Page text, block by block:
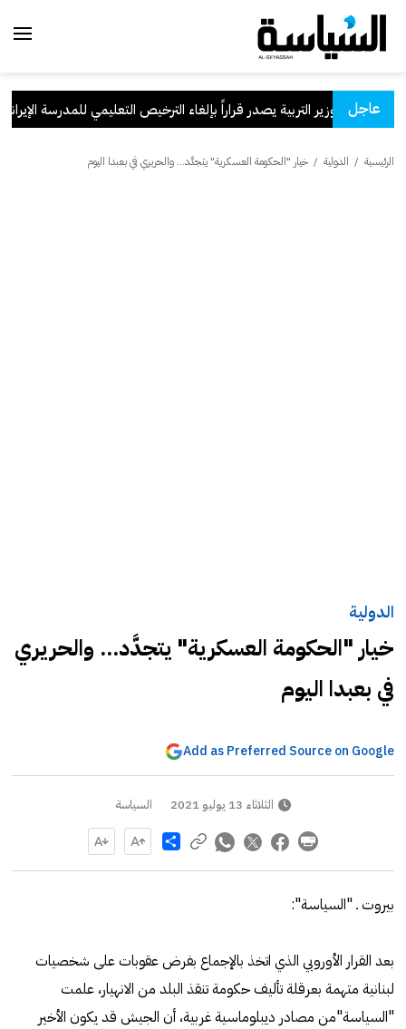
عاجلوزير التربية يصدر قراراً بإلغاء الترخيص التعليمي للمدرسة الإيرانية
الرئيسية / الدولية / خيار "الحكومة العسكرية" يتجدَّد... والحريري في بعبدا اليوم
الدولية
خيار "الحكومة العسكرية" يتجدَّد... والحريري
في بعبدا اليوم
Add as Preferred Source on Google
الثلاثاء 13 يوليو 2021 السياسة
Share
بيروت ـ "السياسة":
بعد القرار الأوروبي الذي اتخذ بالإجماع بفرض عقوبات على شخصيات
لبنانية متهمة بعرقلة تأليف حكومة تنقذ البلد من الانهيار، علمت
"السياسة"من مصادر ديبلوماسية غربية، أن الجيش قد يكون الأخير